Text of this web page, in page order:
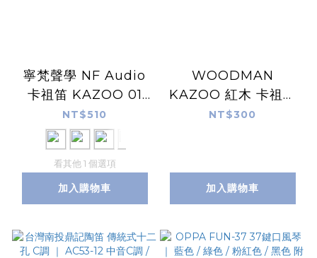
寧梵聲學 NF Audio
卡祖笛 KAZOO 01
PC+ABS材質 磁吸笛
膜保護蓋設計 兩段音
色 附吊繩 共六色
NT$510
看其他 1 個選項
加入購物車
WOODMAN
KAZOO 紅木 卡祖笛
附2片笛膜
NT$300
加入購物車